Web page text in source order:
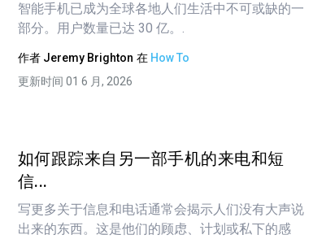
分享这篇文章
在 Facebook 上 复制链接
智能手机已成为全球各地人们生活中不可或缺的一
部分。用户数量已达 30 亿。.
作者 Jeremy Brighton 在 How To
更新时间 01 6 月, 2026
分享这篇文章
如何跟踪来自另一部手机的来电和短
信...
写更多关于信息和电话通常会揭示人们没有大声说
出来的东西。这是他们的顾虑、计划或私下的感